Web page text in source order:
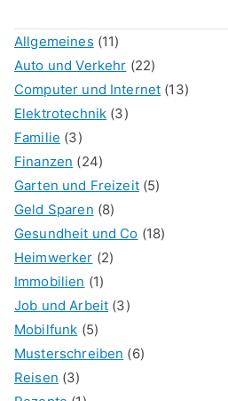
Allgemeines (11)
Auto und Verkehr (22)
Computer und Internet (13)
Elektrotechnik (3)
Familie (3)
Finanzen (24)
Garten und Freizeit(5)
Geld Sparen (8)
Gesundheit und Co (18)
Heimwerker (2)
Immobilien (1)
Job und Arbeit (3)
Mobilfunk (5)
Musterschreiben (6)
Reisen (3)